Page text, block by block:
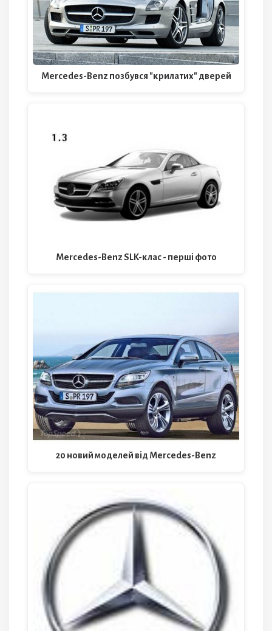
Mercedes-Benz позбувся "крилатих" дверей
Mercedes-Benz SLK-клас - перші фото
20 новий моделей від Mercedes-Benz